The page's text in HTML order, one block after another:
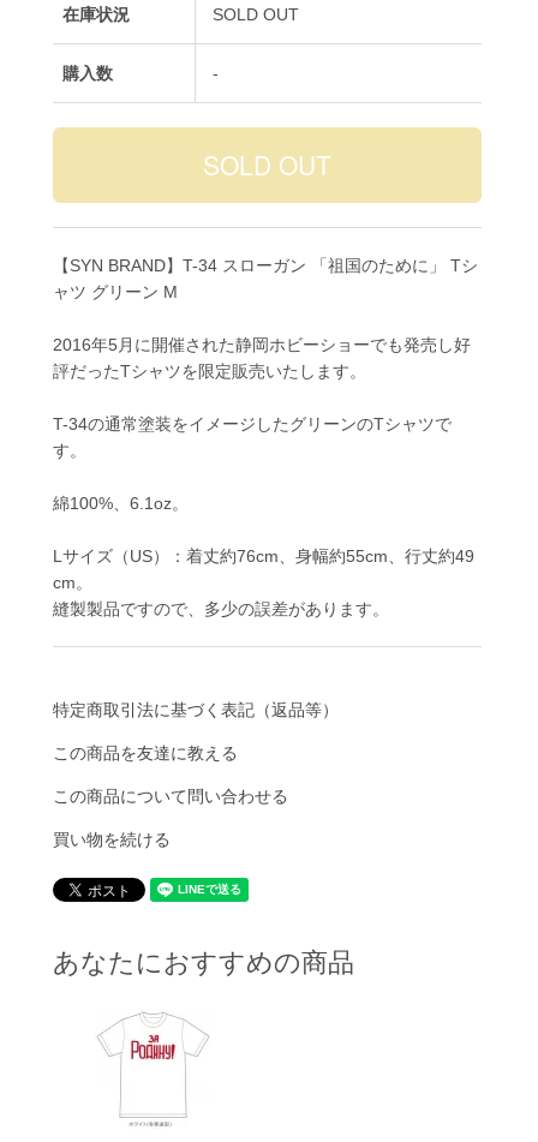
在庫状況 SOLD OUT
購入数 -
【SYN BRAND】T-34 スローガン 「祖国のために」 Tシ
ャツ グリーン M
2016年5月に開催された静岡ホビーショーでも発売し好
評だったTシャツを限定販売いたします。
T-34の通常塗装をイメージしたグリーンのTシャツで
す。
綿100%、6.1oz。
Lサイズ（US）：着丈約76cm、身幅約55cm、行丈約49
cm。
縫製製品ですので、多少の誤差があります。
特定商取引法に基づく表記（返品等）
この商品を友達に教える
この商品について問い合わせる
買い物を続ける
あなたにおすすめの商品